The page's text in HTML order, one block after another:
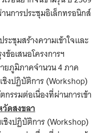
นการประชุมอิเล็กทรอนิกส์
ระชุมสร้างความเข้าใจและ
ข้อเสนอโครงการฯ
ยภูมิภาคจำนวน 4 ภาค
ชิงปฏิบัติการ (Workshop)
รรมต่อเนื่องที่ผ่านการเข้า
ดสงขลา
ชิงปฏิบัติการ (Workshop)